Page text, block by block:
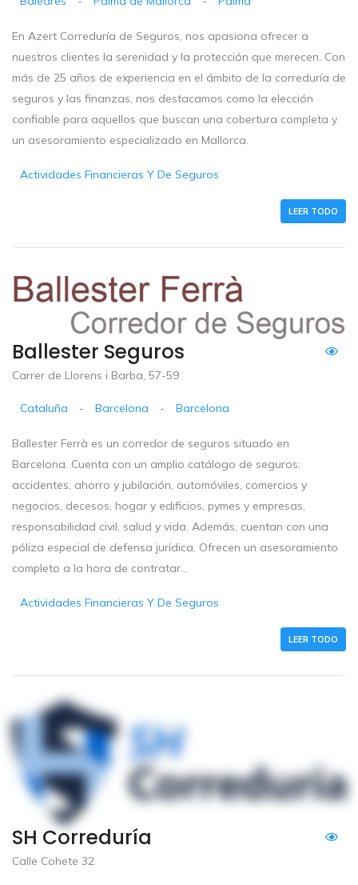
En Azert Correduría de Seguros, nos apasiona ofrecer a
nuestros clientes la serenidad y la protección que merecen. Con
más de 25 años de experiencia en el ámbito de la correduría de
seguros y las finanzas, nos destacamos como la elección
confiable para aquellos que buscan una cobertura completa y
un asesoramiento especializado en Mallorca.
Actividades Financieras Y De Seguros
LEER TODO
Ballester Seguros
Carrer de Llorens i Barba, 57-59
Cataluña - Barcelona - Barcelona
Ballester Ferrà es un corredor de seguros situado en
Barcelona. Cuenta con un amplio catálogo de seguros:
accidentes, ahorro y jubilación, automóviles, comercios y
negocios, decesos, hogar y edificios, pymes y empresas,
responsabilidad civil, salud y vida. Además, cuentan con una
póliza especial de defensa jurídica. Ofrecen un asesoramiento
completo a la hora de contratar...
Actividades Financieras Y De Seguros
LEER TODO
SH Correduría
Calle Cohete 32